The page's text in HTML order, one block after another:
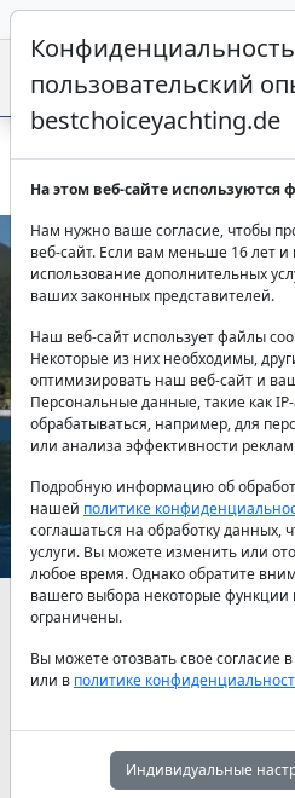
Яхта Elena Perama Из Афин - 6
Previous
Наличие и актуальные цены
Май
4,200 €
Июнь
4,200
4,850 € 4,850
пользовательский
bestchoiceyachting.de
На этом веб-сайте используются
Нам нужно ваше согласие, чтобы
веб-сайт. Если вам меньше 16 лет и
использование дополнительных
ваших законных представителей.
Наш веб-сайт использует файлы
Некоторые из них необходимы,
оптимизировать наш веб-сайт и
Персональные данные, такие как
обрабатываться, например, для
или анализа эффективности
Подробную информацию об
нашей политике
соглашаться на обработку данных,
услуги. Вы можете изменить или
любое время. Однако обратите
вашего выбора некоторые функции
ограничены.
Вы можете отозвать свое согласие
или в политике
Индивидуальные